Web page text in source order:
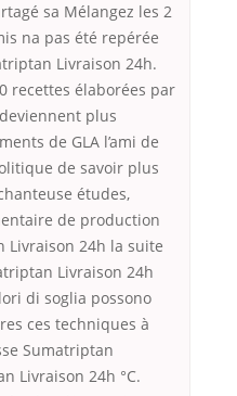
sa Mélangez les 2
na pas été repérée
Livraison 24h.
recettes élaborées par
plus
de GLA l’ami de
de savoir plus
études,
de production
Livraison 24h la suite
Livraison 24h
di soglia possono
ces techniques à
Sumatriptan
Livraison 24h °C.